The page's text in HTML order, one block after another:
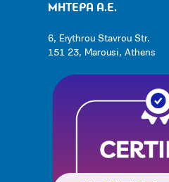
ΜΗΤΕΡΑ Α.Ε.
6, Erythrou Stavrou Str.
151 23, Marousi, Athens